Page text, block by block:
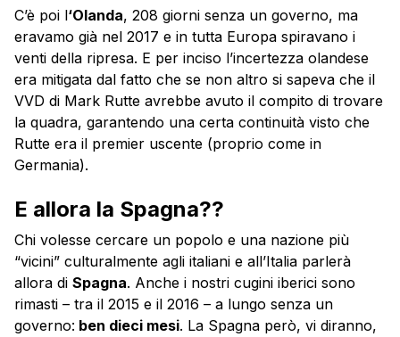
C’è poi l‘Olanda, 208 giorni senza un governo, ma
eravamo già nel 2017 e in tutta Europa spiravano i
venti della ripresa. E per inciso l’incertezza olandese
era mitigata dal fatto che se non altro si sapeva che il
VVD di Mark Rutte avrebbe avuto il compito di trovare
la quadra, garantendo una certa continuità visto che
Rutte era il premier uscente (proprio come in
Germania).
E allora la Spagna??
Chi volesse cercare un popolo e una nazione più
“vicini” culturalmente agli italiani e all’Italia parlerà
allora di Spagna. Anche i nostri cugini iberici sono
rimasti – tra il 2015 e il 2016 – a lungo senza un
governo: ben dieci mesi. La Spagna però, vi diranno,